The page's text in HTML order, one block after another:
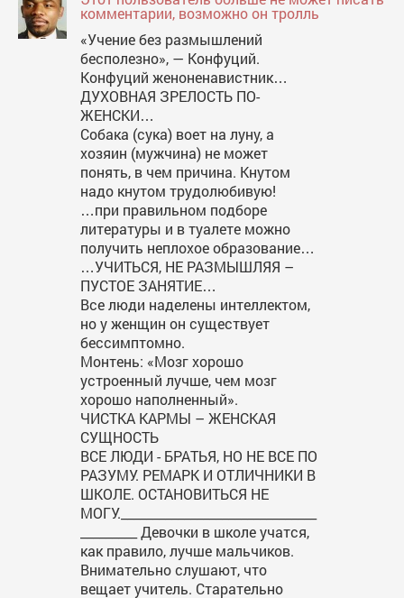
комментарии, возможно он тролль
«Учение без размышлений
бесполезно», — Конфуций.
Конфуций женоненавистник…
ДУХОВНАЯ ЗРЕЛОСТЬ ПО-
ЖЕНСКИ…
Собака (сука) воет на луну, а
хозяин (мужчина) не может
понять, в чем причина. Кнутом
надо кнутом трудолюбивую!
…при правильном подборе
литературы и в туалете можно
получить неплохое образование…
…УЧИТЬСЯ, НЕ РАЗМЫШЛЯЯ –
ПУСТОЕ ЗАНЯТИЕ…
Все люди наделены интеллектом,
но у женщин он существует
бессимптомно.
Монтень: «Мозг хорошо
устроенный лучше, чем мозг
хорошо наполненный».
ЧИСТКА КАРМЫ – ЖЕНСКАЯ
СУЩНОСТЬ
ВСЕ ЛЮДИ - БРАТЬЯ, НО НЕ ВСЕ ПО
РАЗУМУ. РЕМАРК И ОТЛИЧНИКИ В
ШКОЛЕ. ОСТАНОВИТЬСЯ НЕ
МОГУ._______________________________
_________ Девочки в школе учатся,
как правило, лучше мальчиков.
Внимательно слушают, что
вещает учитель. Старательно